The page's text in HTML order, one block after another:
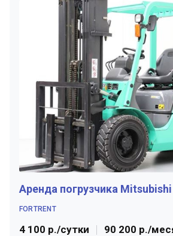
Аренда погрузчика Mitsubishi
FORTRENT
4 100 р./сутки 90 200 р./